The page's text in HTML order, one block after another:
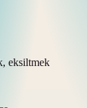
eksiltmek